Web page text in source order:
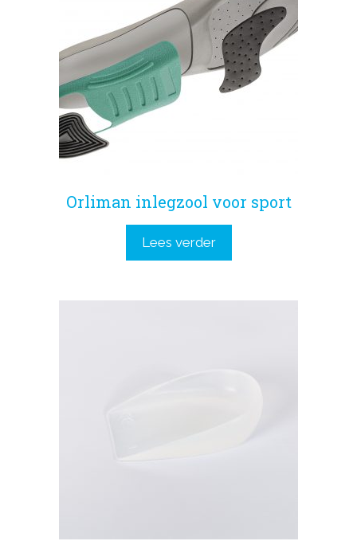
Orliman inlegzool voor sport
Lees verder